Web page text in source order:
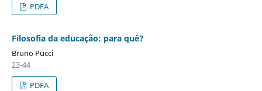
PDFA
Filosofia da educação: para quê?
Bruno Pucci
23-44
PDFA